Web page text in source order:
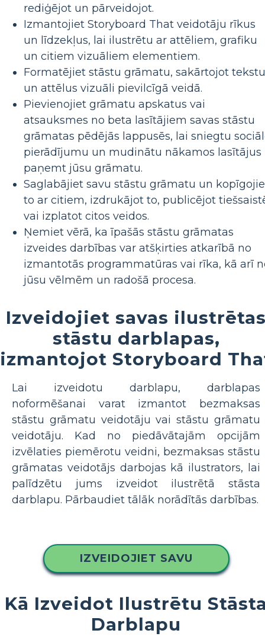
rediģējot un pārveidojot.
Izmantojiet Storyboard That veidotāju rīkus
un līdzekļus, lai ilustrētu ar attēliem, grafiku
un citiem vizuāliem elementiem.
Formatējiet stāstu grāmatu, sakārtojot tekstu
un attēlus vizuāli pievilcīgā veidā.
Pievienojiet grāmatu apskatus vai
atsauksmes no beta lasītājiem savas stāstu
grāmatas pēdējās lappusēs, lai sniegtu
pierādījumu un mudinātu nākamos lasītājus
paņemt jūsu grāmatu.
Saglabājiet savu stāstu grāmatu un
to ar citiem, izdrukājot to, publicējot
vai izplatot citos veidos.
Ņemiet vērā, ka īpašās stāstu grāmatas
izveides darbības var atšķirties atkarībā no
izmantotās programmatūras vai rīka, kā arī
jūsu vēlmēm un radošā procesa.
Izveidojiet savas
stāstu darblapas,
izmantojot Storyboard
Lai izveidotu darblapu, darblapas
noformēšanai varat izmantot bezmaksas
stāstu grāmatu veidotāju vai stāstu grāmatu
veidotāju. Kad no piedāvātajām opcijām
izvēlaties piemērotu veidni, bezmaksas stāstu
grāmatas veidotājs darbojas kā ilustrators, lai
palīdzētu jums izveidot ilustrētā stāsta
darblapu. Pārbaudiet tālāk norādītās darbības.
IZVEIDOJIET SAVU
Kā Izveidot Ilustrētu
Darblapu